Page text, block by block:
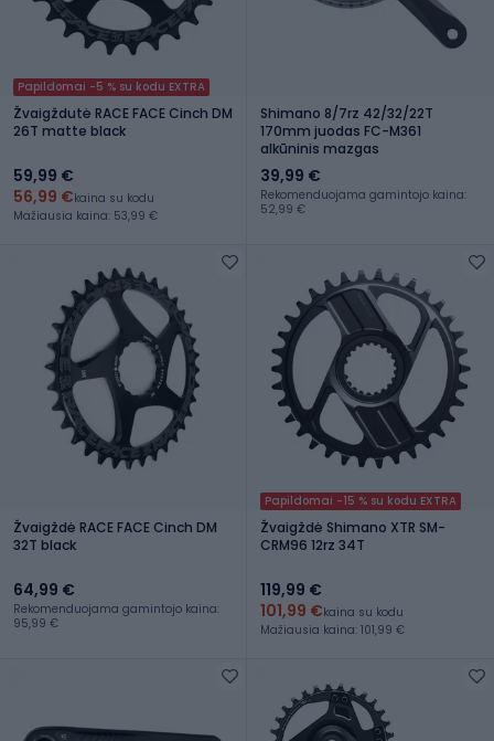
Papildomai -5 % su kodu EXTRA
Žvaigždutė RACE FACE Cinch DM
26T matte black
59,99 €
56,99 €kaina su kodu
Mažiausia kaina: 53,99 €
Shimano 8/7rz 42/32/22T
170mm juodas FC-M361
alkūninis mazgas
39,99 €
Rekomenduojama gamintojo kaina:
52,99 €
Žvaigždė RACE FACE Cinch DM
32T black
64,99 €
Rekomenduojama gamintojo kaina:
95,99 €
Papildomai -15 % su kodu EXTRA
Žvaigždė Shimano XTR SM-
CRM96 12rz 34T
119,99 €
101,99 €kaina su kodu
Mažiausia kaina: 101,99 €